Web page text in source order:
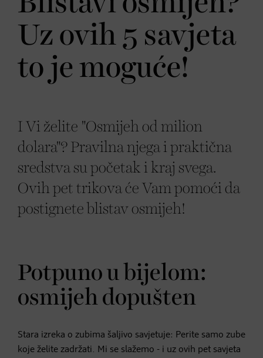
Uz ovih 5 savjeta
to je moguće!
I Vi želite "Osmijeh od milion
dolara"? Pravilna njega i praktična
sredstva su početak i kraj svega.
Ovih pet trikova će Vam pomoći da
postignete blistav osmijeh!
Potpuno u bijelom:
osmijeh dopušten
Stara izreka o zubima šaljivo savjetuje: Perite samo zube
koje želite zadržati. Mi se slažemo - i uz ovih pet savjeta